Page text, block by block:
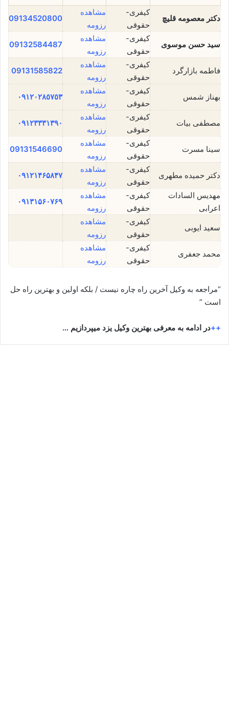
دکتر معصومه قلیچ
کیفری-
حقوقی
مشاهده
رزومه
09134520800
سید حسن موسوی
کیفری-
حقوقی
مشاهده
رزومه
09132584487
فاطمه بازارگرد
کیفری-
حقوقی
مشاهده
رزومه
09131585822
بهناز شمس
کیفری-
حقوقی
مشاهده
رزومه
٠٩١٢٠٢٨٥٧٥٣
مصطفی بیات
کیفری-
حقوقی
مشاهده
رزومه
۰۹۱۲۳۳۳۱۳۹۰
سینا مسرت
کیفری-
حقوقی
مشاهده
رزومه
09131546690
دکتر حمیده مطهری
کیفری-
حقوقی
مشاهده
رزومه
۰۹۱۲۱۴۶۵۸۴۷
مهدیس السادات
اعرابی
کیفری-
حقوقی
مشاهده
رزومه
۰۹۱۳۱۵۶۰۷۶۹
سعید ایوبی
کیفری-
حقوقی
مشاهده
رزومه
محمد جعفری
کیفری-
حقوقی
مشاهده
رزومه
“مراجعه به وکیل آخرین راه چاره نیست / بلکه اولین و بهترین راه حل
است ”
++در ادامه به معرفی بهترین وکیل یزد میپردازیم …